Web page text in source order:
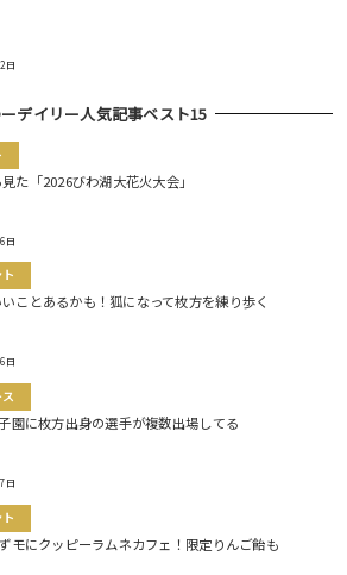
日
デイリー人気記事ベスト15
た「2026びわ湖大花火大会」
日
ことあるかも！狐になって枚方を練り歩く
日
園に枚方出身の選手が複数出場してる
日
モにクッピーラムネカフェ！限定りんご飴も